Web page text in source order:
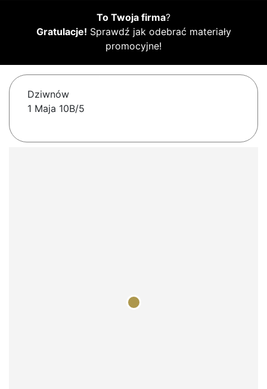
To Twoja firma?
Gratulacje! Sprawdź jak odebrać materiały
promocyjne!
Dziwnów
1 Maja 10B/5